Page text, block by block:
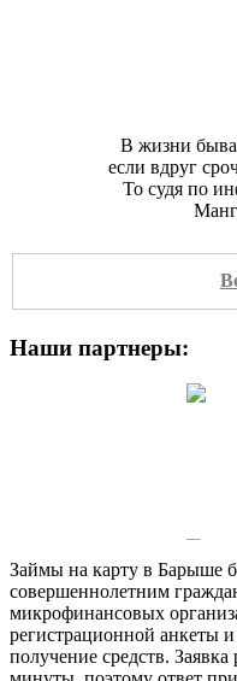
В жизни
если вдруг
То судя по
Наши партнеры:
Займы на карту в Барыше
совершеннолетним
микрофинансовых
регистрационной анкеты
получение средств. Заявка